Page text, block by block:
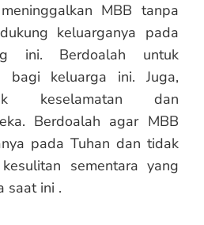
MBB tanpa
keluarganya pada
ini. Berdoalah untuk
bagi keluarga ini. Juga,
keselamatan dan
Berdoalah agar MBB
pada Tuhan dan tidak
sementara yang
saat ini .